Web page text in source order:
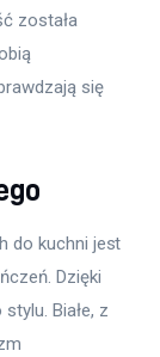
została
się
do kuchni jest
Dzięki
Białe, z